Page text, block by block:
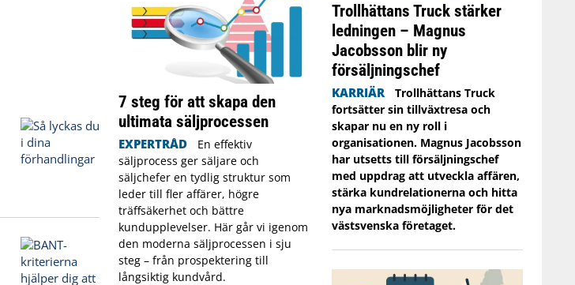
7 steg för att skapa den
ultimata säljprocessen
EXPERTRÅD
En effektiv
säljprocess ger säljare och
säljchefer en tydlig struktur som
leder till fler affärer, högre
träffsäkerhet och bättre
kundupplevelser. Här går vi igenom
den moderna säljprocessen i sju
steg – från prospektering till
långsiktig kundvård.
Trollhättans Truck stärker
ledningen – Magnus
Jacobsson blir ny
försäljningschef
KARRIÄR
Trollhättans Truck
fortsätter sin tillväxtresa och
skapar nu en ny roll i
organisationen. Magnus Jacobsson
har utsetts till försäljningschef
med uppdrag att utveckla affären,
stärka kundrelationerna och hitta
nya marknadsmöjligheter för det
västsvenska företaget.